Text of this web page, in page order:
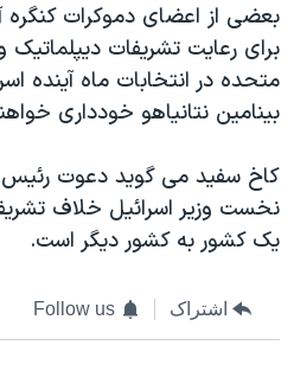
بعضی از اعضای دموکرات کنگره
برای رعایت تشریفات دیپلماتیک
متحده در انتخابات ماه آینده
بینامین نتانیاهو خودداری
کاخ سفید می گوید دعوت رئیس
نخست وزیر اسرائیل خلاف
یک کشور به کشور دیگر است.
اشتراک Follow us